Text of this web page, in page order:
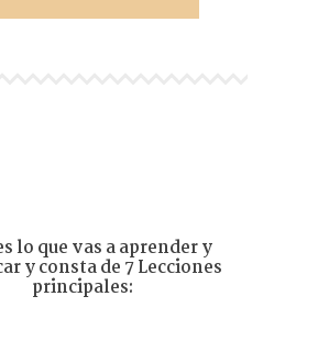
lo que vas a aprender y
y consta de 7 Lecciones
principales: